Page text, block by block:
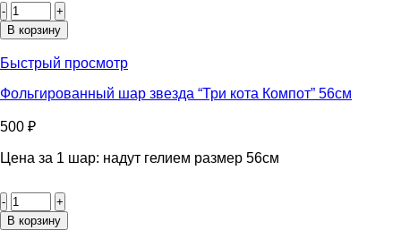
товара
Фольгированный
"Гарри
факультеты"
В корзину
Быстрый просмотр
Фольгированный шар звезда “Три кота Компот” 56см
500 ₽
Цена за 1 шар: надут гелием размер 56см
товара
Фольгированный
В корзину